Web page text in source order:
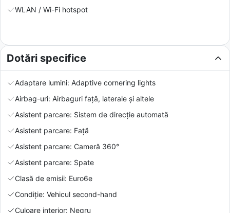
WLAN / Wi-Fi hotspot
Dotări specifice
Adaptare lumini: Adaptive cornering lights
Airbag-uri: Airbaguri față, laterale și altele
Asistent parcare: Sistem de direcție automată
Asistent parcare: Față
Asistent parcare: Cameră 360°
Asistent parcare: Spate
Clasă de emisii: Euro6e
Condiție: Vehicul second-hand
Culoare interior: Negru